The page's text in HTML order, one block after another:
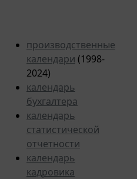
производственные
календари (1998-
2024)
календарь
бухгалтера
календарь
статистической
отчетности
календарь
кадровика